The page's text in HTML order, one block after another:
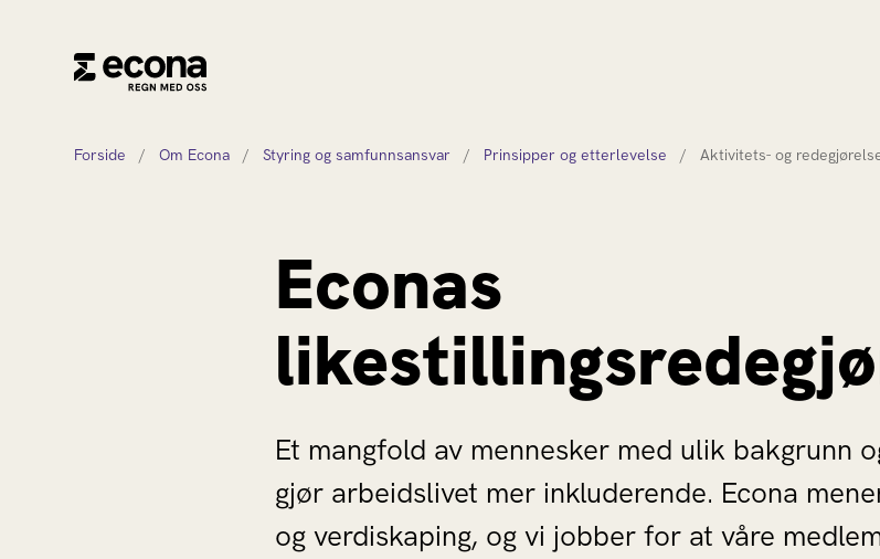
Forside / Om Econa / Styring og samfunnsansvar / Prinsipper og etterlevelse / Aktivitets- og
Econas
Et mangfold av mennesker med ulik bakgrunn
gjør arbeidslivet mer inkluderende. Econa
og verdiskaping, og vi jobber for at våre